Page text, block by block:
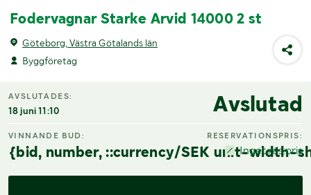
Fodervagnar Starke Arvid 14000 2 st
Göteborg, Västra Götalands län
Byggföretag
AVSLUTADES:
18 juni 11:10 Avslutad
VINNANDE BUD:
{bid, number, ::currency/SEK unit-width-
RESERVATIONSPRIS:
Inget res.pris